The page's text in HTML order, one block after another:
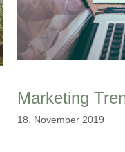
Marketing
18. November 2019